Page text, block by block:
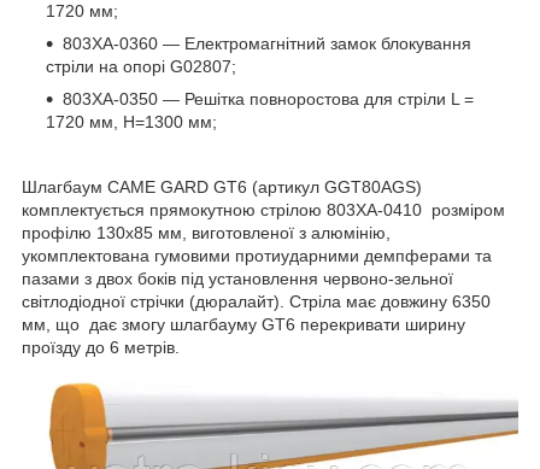
1720 мм;
803XA-0360 — Електромагнітний замок блокування
стріли на опорі G02807;
803XA-0350 — Решітка повноростова для стріли L =
1720 мм, Н=1300 мм;
Шлагбаум CAME GARD GT6 (артикул GGT80AGS)
комплектується прямокутною стрілою 803XA-0410 розміром
профілю 130х85 мм, виготовленої з алюмінію,
укомплектована гумовими протиударними демпферами та
пазами з двох боків під установлення червоно-зельної
світлодіодної стрічки (дюралайт). Стріла має довжину 6350
мм, що дає змогу шлагбауму GT6 перекривати ширину
проїзду до 6 метрів.